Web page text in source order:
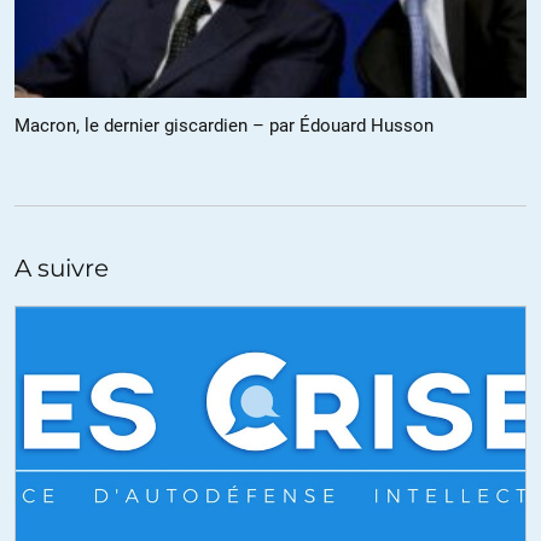
+13 ALERTER
UltraLucide
mondiale organisée au profit d’une minorité de gens bénéficiant
+4 ALERTER
UltraLucide//11.05.2017 à 11h06
Macron, le dernier giscardien – par Édouard Husson
A suivre